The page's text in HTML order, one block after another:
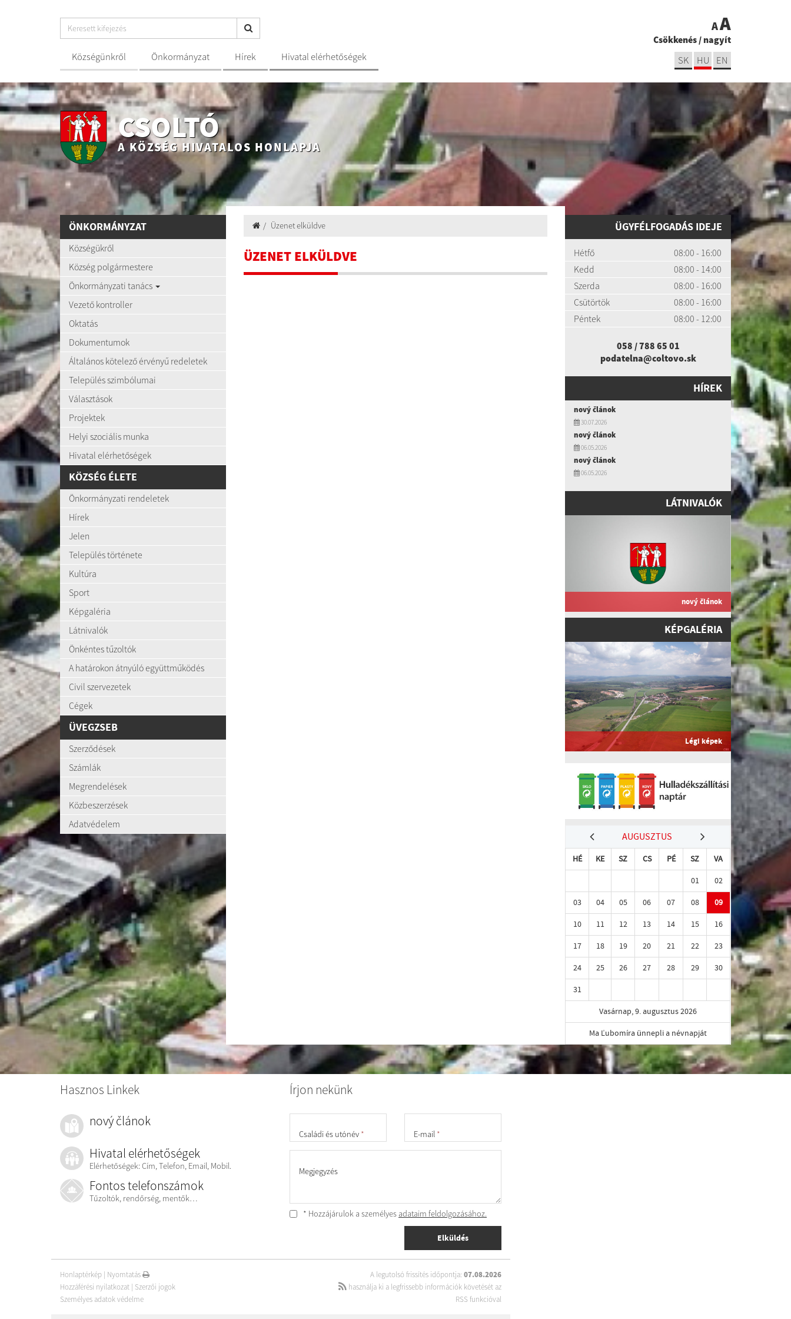
Községünkről Önkormányzat Hírek Hivatal elérhetőségek
AA
Csökkenés/ nagyít
SK HU EN
CSOLTÓ
A KÖZSÉG HIVATALOS HONLAPJA
ÖNKORMÁNYZAT
Községükről
Község polgármestere
Önkormányzati tanács
Vezető kontroller
Oktatás
Dokumentumok
Általános kötelező érvényű redeletek
Település szimbólumai
Választások
Projektek
Helyi szociális munka
Hivatal elérhetőségek
KÖZSÉG ÉLETE
Önkormányzati rendeletek
Hírek
Jelen
Település története
Kultúra
Sport
Képgaléria
Látnivalók
Önkéntes tűzoltók
A határokon átnyúló együttműködés
Civil szervezetek
Cégek
ÜVEGZSEB
Szerződések
Számlák
Megrendelések
Közbeszerzések
Adatvédelem
Üzenet elküldve
ÜZENET ELKÜLDVE
ÜGYFÉLFOGADÁS IDEJE
Hétfő
08:00 - 16:00
Kedd
08:00 - 14:00
Szerda
08:00 - 16:00
Csütörtök
08:00 - 16:00
Péntek
08:00 - 12:00
058 / 788 65 01
podatelna@coltovo.sk
HÍREK
nový článok
30.07.2026
nový článok
06.05.2026
nový článok
06.05.2026
LÁTNIVALÓK
nový článok
KÉPGALÉRIA
Légi képek
AUGUSZTUS
HÉ KE SZ CS PÉ SZ
VA
01
02
03
04 05 06 07 08
09
10
11 12 13 14 15
16
17
18 19 20 21 22
23
24
25 26 27 28 29
30
31
Vasárnap, 9. augusztus 2026
Ma Ľubomíra ünnepli a névnapját
Írjon nekünk
Családi és utónév * E-mail *
Megjegyzés
* Hozzájárulok a személyes adataim feldolgozásához.
Elküldés
Hasznos Linkek
nový článok
Hivatal elérhetőségek
Elérhetőségek: Cím, Telefon, Email, Mobil.
Fontos telefonszámok
Tűzoltók, rendőrség, mentők…
A legutolsó frissítés időpontja: 07.08.2026
használja ki a legfrissebb információk követését az
RSS funkcióval
Honlaptérkép | Nyomtatás
Hozzáférési nyilatkozat | Szerzői jogok
Személyes adatok védelme